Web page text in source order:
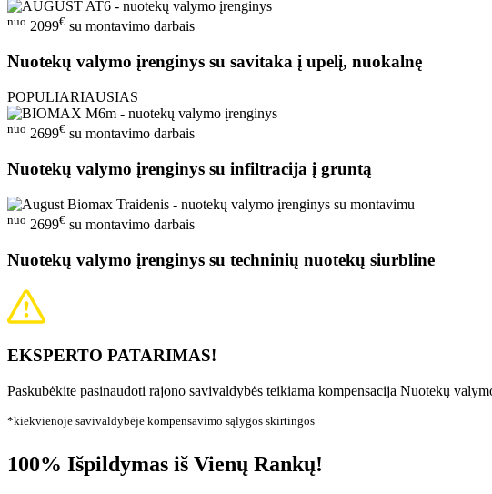
nuo 2099€ su montavimo darbais
Nuotekų valymo įrenginys su savitaka į upelį, nuokalnę
POPULIARIAUSIAS
nuo 2699€ su montavimo darbais
Nuotekų valymo įrenginys su infiltracija į gruntą
nuo 2699€ su montavimo darbais
Nuotekų valymo įrenginys su techninių nuotekų siurbline
EKSPERTO PATARIMAS!
Paskubėkite pasinaudoti rajono savivaldybės teikiama kompensacija Nuotekų
*kiekvienoje savivaldybėje kompensavimo sąlygos skirtingos
100% Išpildymas iš Vienų Rankų!